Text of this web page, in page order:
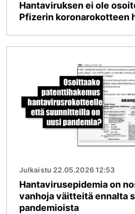
Hantaviruksen ei ole
Pfizerin koronarokotteen
Julkaistu 22.05.2026 12:53
Hantavirusepidemia on
vanhoja väitteitä ennalta
pandemioista